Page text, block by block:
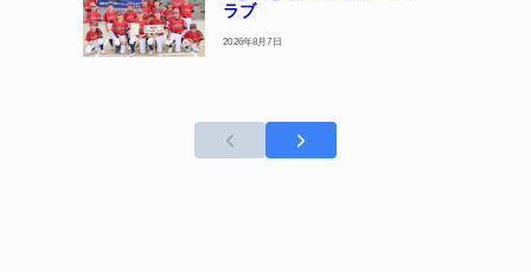
ラブ
2026年8月7日